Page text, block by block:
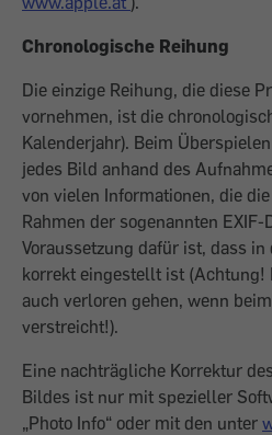
Chronologische Reihung
Die einzige Reihung, die diese
vornehmen, ist die
Kalenderjahr). Beim
jedes Bild anhand des
von vielen Informationen, die
Rahmen der sogenannten
Voraussetzung dafür ist, dass
korrekt eingestellt ist (Achtung!
auch verloren gehen, wenn
verstreicht!).
Eine nachträgliche Korrektur
Bildes ist nur mit spezieller
„Photo Info“ oder mit den unter